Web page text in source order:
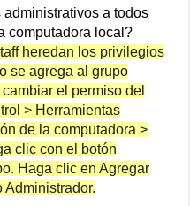
a todos
computadora local?
heredan los privilegios
se agrega al grupo
el permiso del
> Herramientas
de la computadora >
clic con el botón
Haga clic en Agregar
Administrador.